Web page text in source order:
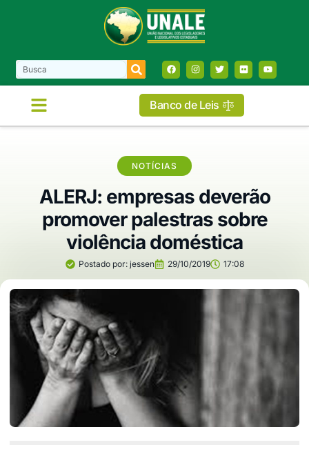
Banco de Leis
NOTÍCIAS
ALERJ: empresas deverão
promover palestras sobre
violência doméstica
Postado por:jessen 29/10/2019 17:08